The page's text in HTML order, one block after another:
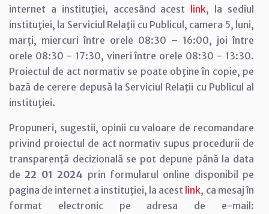
internet a instituţiei, accesând acest link, la sediul
instituţiei, la Serviciul Relaţii cu Publicul, camera 5, luni,
marți, miercuri între orele 08:30 – 16:00, joi între
orele 08:30 - 17:30, vineri între orele 08:30 - 13:30.
Proiectul de act normativ se poate obţine în copie, pe
bază de cerere depusă la Serviciul Relaţii cu Publicul al
instituţiei.
Propuneri, sugestii, opinii cu valoare de recomandare
privind proiectul de act normativ supus procedurii de
transparenţă decizională se pot depune până la data
de 22 01 2024 prin formularul online disponibil pe
pagina de internet a instituţiei, la acest link, ca mesaj în
format electronic pe adresa de e-mail: